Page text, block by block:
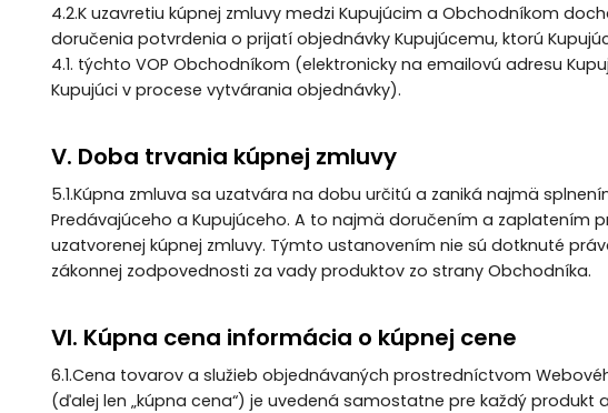
4.2.K uzavretiu kúpnej zmluvy medzi Kupujúcim a Obchodníkom
doručenia potvrdenia o prijatí objednávky Kupujúcemu, ktorú
4.1. týchto VOP Obchodníkom (elektronicky na emailovú adresu
Kupujúci v procese vytvárania objednávky).
V. Doba trvania kúpnej zmluvy
5.1.Kúpna zmluva sa uzatvára na dobu určitú a zaniká najmä
Predávajúceho a Kupujúceho. A to najmä doručením a zaplatením
uzatvorenej kúpnej zmluvy. Týmto ustanovením nie sú dotknuté
zákonnej zodpovednosti za vady produktov zo strany Obchodníka.
VI. Kúpna cena informácia o kúpnej cene
6.1.Cena tovarov a služieb objednávaných prostredníctvom
(ďalej len „kúpna cena“) je uvedená samostatne pre každý produkt